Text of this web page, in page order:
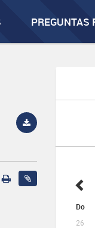
PREGUNTAS
Do
26